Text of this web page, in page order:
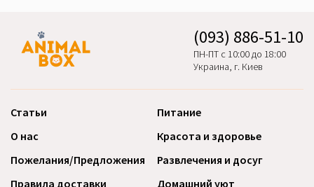
(093) 886-51-10
ПН-ПТ с 10:00 до 18:00
Украина, г. Киев
Статьи
О нас
Пожелания/Предложения
Правила доставки
Питание
Красота и здоровье
Развлечения и досуг
Домашний уют